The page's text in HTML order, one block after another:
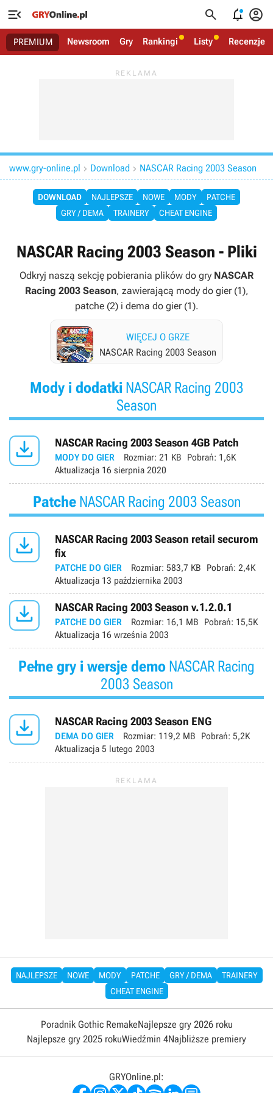
   
PREMIUM Newsroom Gry Rankingi Listy Recenzje
www.gry-online.pl  Download  NASCAR Racing 2003 Season
DOWNLOAD NAJLEPSZE NOWE MODY
PATCHE
GRY / DEMA
TRAINERY CHEAT ENGINE
NASCAR Racing 2003 Season - Pliki
Odkryj naszą sekcję pobierania plików do gry NASCAR
Racing 2003 Season, zawierającą mody do gier (1),
patche (2) i dema do gier (1).
WIĘCEJ O GRZE
NASCAR Racing 2003 Season
Mody i dodatkiNASCAR Racing 2003
Season
 NASCAR Racing 2003 Season 4GB Patch
MODY DO GIER Rozmiar: 21 KB Pobrań: 1,6K
Aktualizacja 16 sierpnia 2020
PatcheNASCAR Racing 2003 Season

NASCAR Racing 2003 Season retail securom
fix
PATCHE DO GIER Rozmiar: 583,7 KB Pobrań: 2,4K
Aktualizacja 13 października 2003
 NASCAR Racing 2003 Season v.1.2.0.1
PATCHE DO GIER Rozmiar: 16,1 MB Pobrań: 15,5K
Aktualizacja 16 września 2003
Pełne gry i wersje demo NASCAR Racing
2003 Season
 NASCAR Racing 2003 Season ENG
DEMA DO GIER Rozmiar: 119,2 MB Pobrań: 5,2K
Aktualizacja 5 lutego 2003
NAJLEPSZE NOWE MODY PATCHE GRY / DEMA
TRAINERY
CHEAT ENGINE
Poradnik Gothic RemakeNajlepsze gry 2026 roku
Najlepsze gry 2025 rokuWiedźmin 4Najbliższe premiery
GRYOnline.pl: